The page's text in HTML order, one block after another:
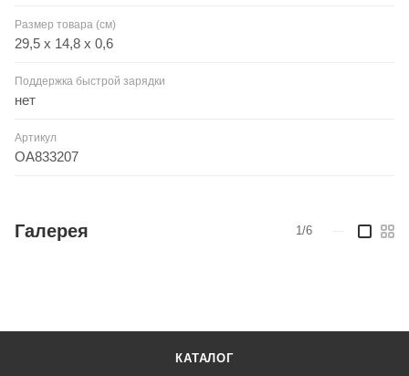
Размер товара (см)
29,5 х 14,8 х 0,6
Поддержка быстрой зарядки
нет
Артикул
OA833207
Галерея 1/6
КАТАЛОГ